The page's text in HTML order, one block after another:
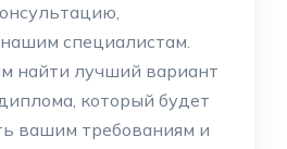
специалистам.
найти лучший вариант
который будет
вашим требованиям и